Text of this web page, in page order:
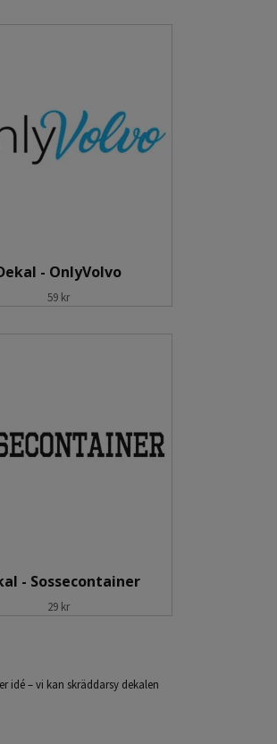
- OnlyVolvo
59 kr
- Sossecontainer
29 kr
idé – vi kan skräddarsy dekalen